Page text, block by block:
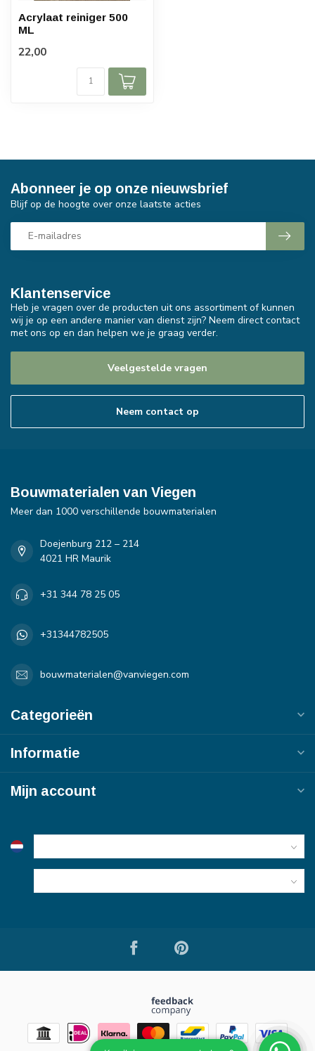
Acrylaat reiniger 500
ML
22,00
Klantenservice
Heb je vragen over de producten uit ons assortiment of kunnen
wij je op een andere manier van dienst zijn? Neem direct contact
met ons op en dan helpen we je graag verder.
Veelgestelde vragen
Neem contact op
Abonneer je op onze nieuwsbrief
Blijf op de hoogte over onze laatste acties
Bouwmaterialen van Viegen
Meer dan 1000 verschillende bouwmaterialen
Doejenburg 212 – 214
4021 HR Maurik
+31 344 78 25 05
+31344782505
bouwmaterialen@vanviegen.com
Categorieën
Informatie
Mijn account